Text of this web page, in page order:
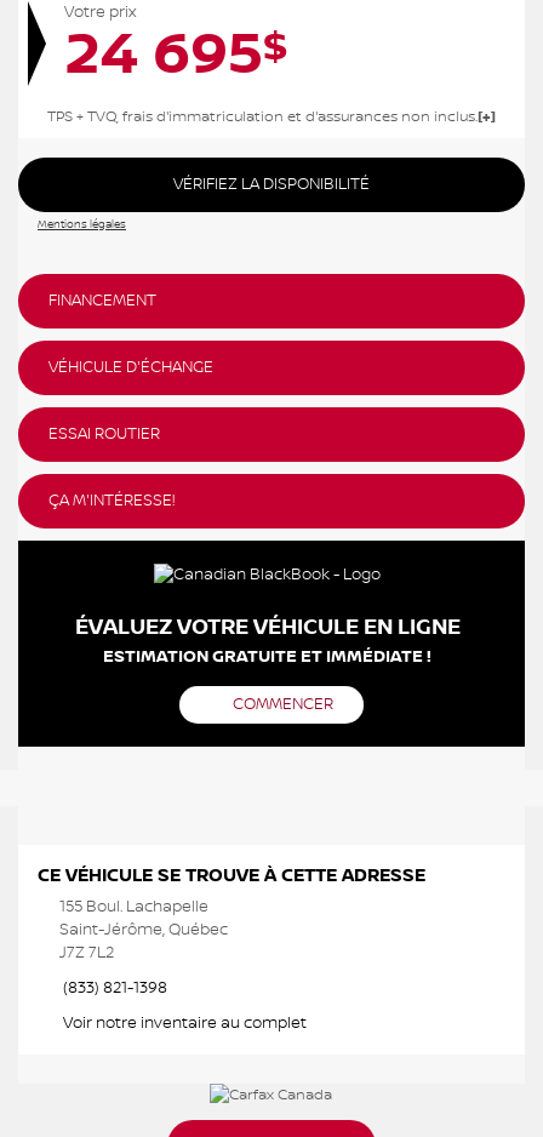
Votre prix
24 695$
TPS + TVQ, frais d'immatriculation et d'assurances non inclus.
VÉRIFIEZ LA DISPONIBILITÉ
Mentions légales
FINANCEMENT
VÉHICULE D'ÉCHANGE
ESSAI ROUTIER
ÇA M'INTÉRESSE!
ÉVALUEZ VOTRE VÉHICULE EN LIGNE
ESTIMATION GRATUITE ET IMMÉDIATE !
COMMENCER
CE VÉHICULE SE TROUVE À CETTE ADRESSE
155 Boul. Lachapelle
Saint-Jérôme, Québec
J7Z 7L2
(833) 821-1398
Voir notre inventaire au complet